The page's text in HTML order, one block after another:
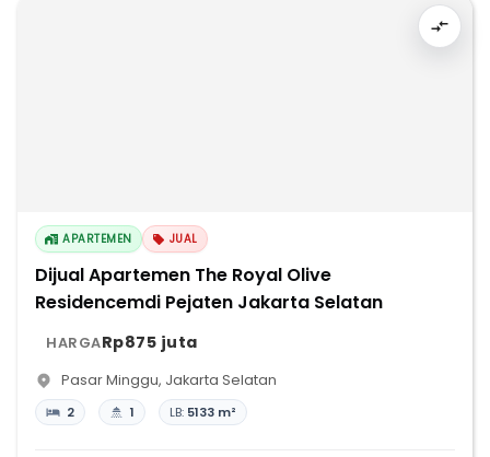
APARTEMEN JUAL
Dijual Apartemen The Royal Olive
Residencemdi Pejaten Jakarta Selatan
HARGARp875 juta
Pasar Minggu, Jakarta Selatan
2 1 LB: 5133 m²